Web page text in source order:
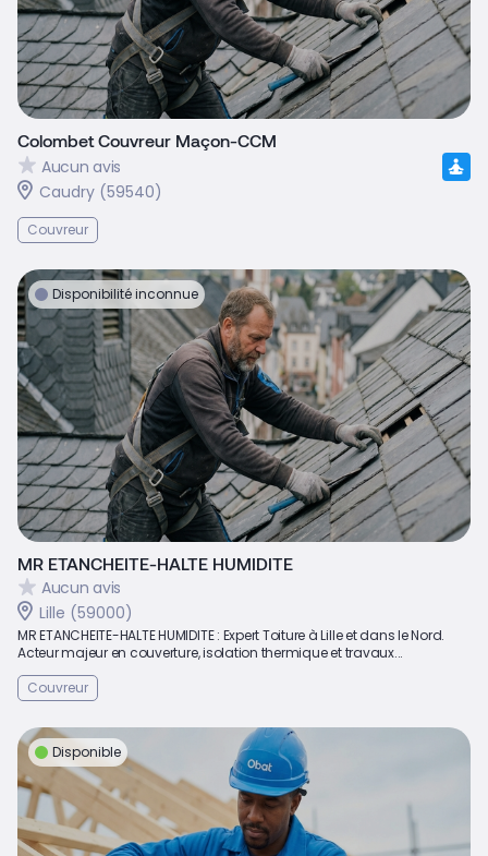
Colombet Couvreur Maçon-CCM
Aucun avis
Caudry (59540)
Couvreur
Disponibilité inconnue
MR ETANCHEITE-HALTE HUMIDITE
Aucun avis
Lille (59000)
MR ETANCHEITE-HALTE HUMIDITE : Expert Toiture à Lille et dans le Nord.
Acteur majeur en couverture, isolation thermique et travaux...
Couvreur
Disponible